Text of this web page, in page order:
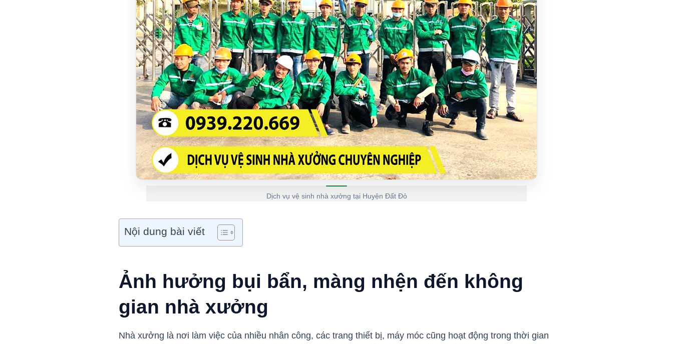
Dịch vụ vệ sinh nhà xưởng tại Huyện Đất Đỏ
Nội dung bài viết
Ảnh hưởng bụi bẩn, màng nhện đến không
gian nhà xưởng
Nhà xưởng là nơi làm việc của nhiều nhân công, các trang thiết bị, máy móc cũng hoạt động trong thời gian